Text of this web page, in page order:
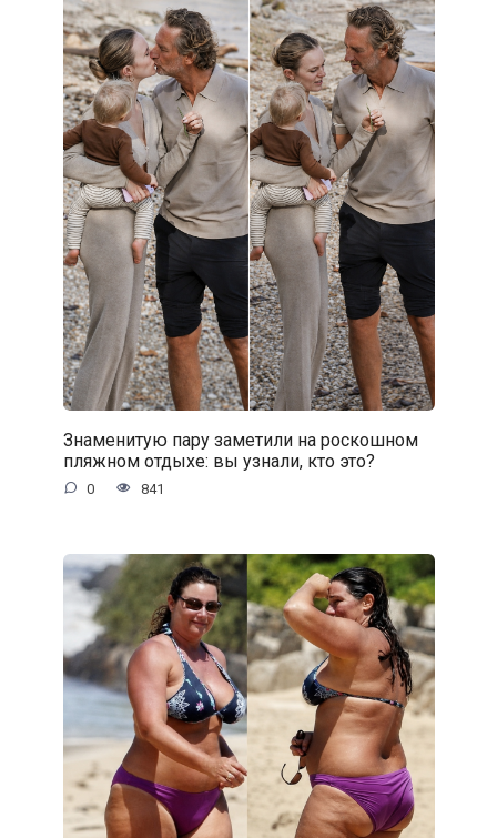
Знаменитую пару заметили на роскошном
пляжном отдыхе: вы узнали, кто это?
0 841